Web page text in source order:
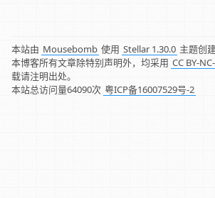
本站由 Mousebomb 使用 Stellar 1.30.0 主题创建
本博客所有文章除特别声明外，均采用 CC BY-
载请注明出处。
本站总访问量64090次 粤ICP备16007529号-2